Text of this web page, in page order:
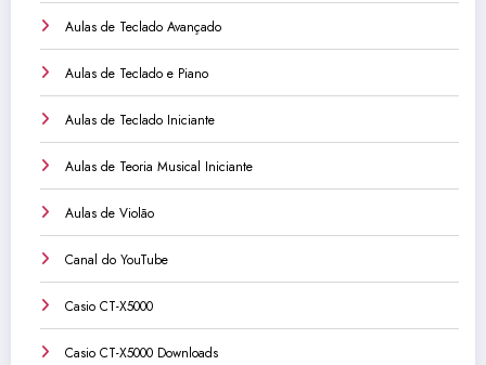
Aulas de Teclado Avançado
Aulas de Teclado e Piano
Aulas de Teclado Iniciante
Aulas de Teoria Musical Iniciante
Aulas de Violão
Canal do YouTube
Casio CT-X5000
Casio CT-X5000 Downloads